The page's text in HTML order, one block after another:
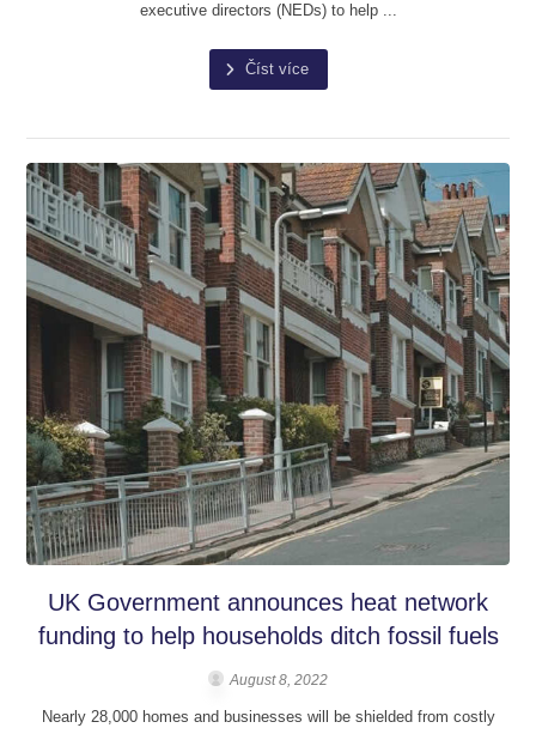
executive directors (NEDs) to help ...
Číst více
UK Government announces heat network
funding to help households ditch fossil fuels
August 8, 2022
Nearly 28,000 homes and businesses will be shielded from costly